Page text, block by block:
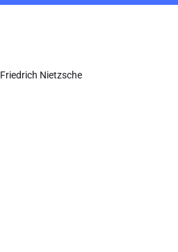
Friedrich Nietzsche